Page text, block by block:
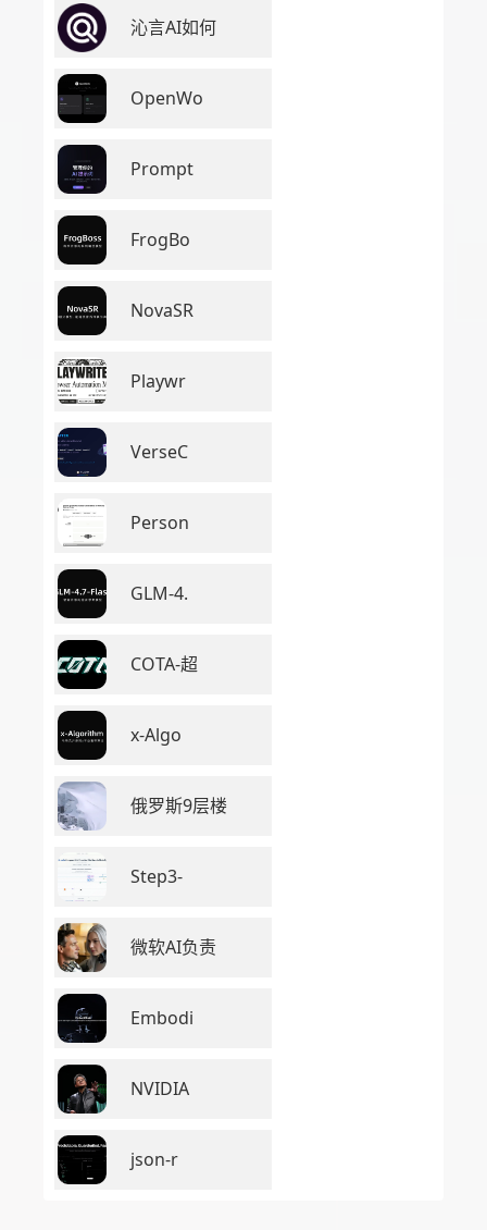
沁言AI如何
OpenWo
Prompt
FrogBo
NovaSR
Playwr
VerseC
Person
GLM-4.
COTA-超
x-Algo
俄罗斯9层楼
Step3-
微软AI负责
Embodi
NVIDIA
json-r